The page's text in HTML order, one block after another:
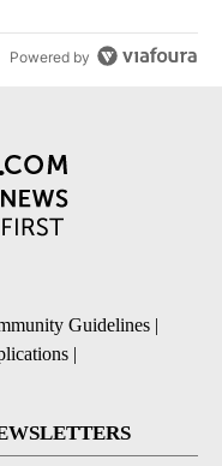
Powered by
Guidelines |
|